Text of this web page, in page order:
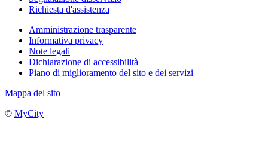
Richiesta d'assistenza
Amministrazione trasparente
Informativa privacy
Note legali
Dichiarazione di accessibilità
Piano di miglioramento del sito e dei servizi
Mappa del sito
© MyCity